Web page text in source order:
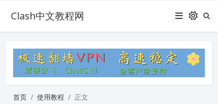
Clash中文教程网
首页 使用教程 正文